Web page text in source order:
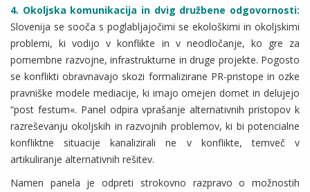
4. Okoljska komunikacija in dvig družbene odgovornosti:
Slovenija se sooča s poglabljajočimi se ekološkimi in okoljskimi
problemi, ki vodijo v konflikte in v neodločanje, ko gre za
pomembne razvojne, infrastrukturne in druge projekte. Pogosto
se konflikti obravnavajo skozi formalizirane PR-pristope in ozke
pravniške modele mediacije, ki imajo omejen domet in delujejo
“post festum«. Panel odpira vprašanje alternativnih pristopov k
razreševanju okoljskih in razvojnih problemov, ki bi potencialne
konfliktne situacije kanalizirali ne v konflikte, temveč v
artikuliranje alternativnih rešitev.
Namen panela je odpreti strokovno razpravo o možnostih